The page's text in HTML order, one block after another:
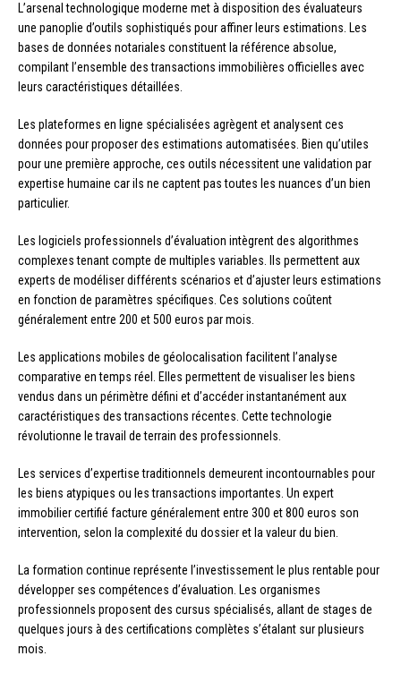
L’arsenal technologique moderne met à disposition des évaluateurs
une panoplie d’outils sophistiqués pour affiner leurs estimations. Les
bases de données notariales constituent la référence absolue,
compilant l’ensemble des transactions immobilières officielles avec
leurs caractéristiques détaillées.
Les plateformes en ligne spécialisées agrègent et analysent ces
données pour proposer des estimations automatisées. Bien qu’utiles
pour une première approche, ces outils nécessitent une validation par
expertise humaine car ils ne captent pas toutes les nuances d’un bien
particulier.
Les logiciels professionnels d’évaluation intègrent des algorithmes
complexes tenant compte de multiples variables. Ils permettent aux
experts de modéliser différents scénarios et d’ajuster leurs estimations
en fonction de paramètres spécifiques. Ces solutions coûtent
généralement entre 200 et 500 euros par mois.
Les applications mobiles de géolocalisation facilitent l’analyse
comparative en temps réel. Elles permettent de visualiser les biens
vendus dans un périmètre défini et d’accéder instantanément aux
caractéristiques des transactions récentes. Cette technologie
révolutionne le travail de terrain des professionnels.
Les services d’expertise traditionnels demeurent incontournables pour
les biens atypiques ou les transactions importantes. Un expert
immobilier certifié facture généralement entre 300 et 800 euros son
intervention, selon la complexité du dossier et la valeur du bien.
La formation continue représente l’investissement le plus rentable pour
développer ses compétences d’évaluation. Les organismes
professionnels proposent des cursus spécialisés, allant de stages de
quelques jours à des certifications complètes s’étalant sur plusieurs
mois.